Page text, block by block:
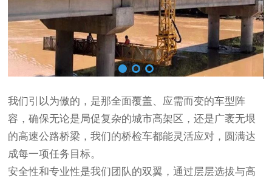
我们引以为傲的，是那全面覆盖、应需而变的车型阵
容，确保无论是局促复杂的城市高架区，还是广袤无垠
的高速公路桥梁，我们的桥检车都能灵活应对，圆满达
成每一项任务目标。
安全性和专业性是我们团队的双翼，通过层层选拔与高